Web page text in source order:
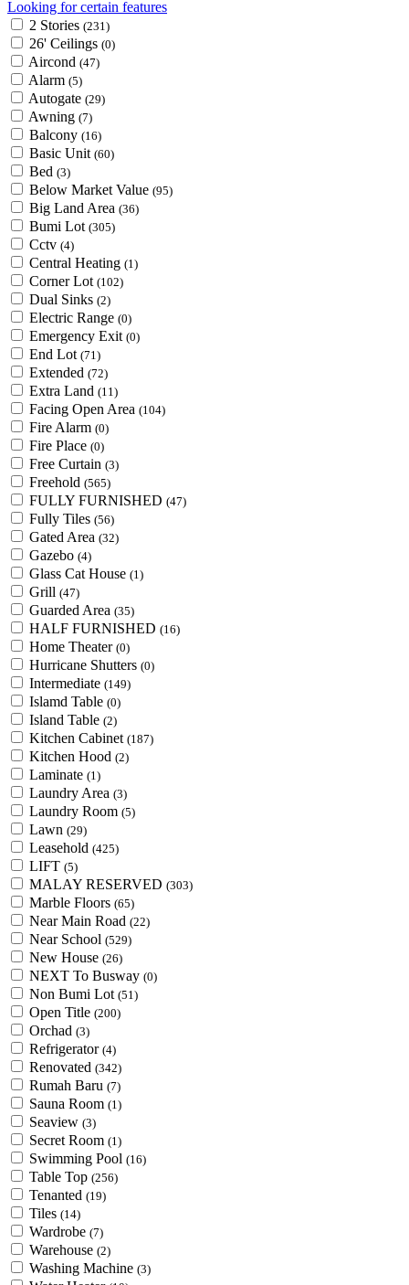
Looking for certain features
2 Stories (231)
26' Ceilings (0)
Aircond (47)
Alarm (5)
Autogate (29)
Awning (7)
Balcony (16)
Basic Unit (60)
Bed (3)
Below Market Value (95)
Big Land Area (36)
Bumi Lot (305)
Cctv (4)
Central Heating (1)
Corner Lot (102)
Dual Sinks (2)
Electric Range (0)
Emergency Exit (0)
End Lot (71)
Extended (72)
Extra Land (11)
Facing Open Area (104)
Fire Alarm (0)
Fire Place (0)
Free Curtain (3)
Freehold (565)
FULLY FURNISHED (47)
Fully Tiles (56)
Gated Area (32)
Gazebo (4)
Glass Cat House (1)
Grill (47)
Guarded Area (35)
HALF FURNISHED (16)
Home Theater (0)
Hurricane Shutters (0)
Intermediate (149)
Islamd Table (0)
Island Table (2)
Kitchen Cabinet (187)
Kitchen Hood (2)
Laminate (1)
Laundry Area (3)
Laundry Room (5)
Lawn (29)
Leasehold (425)
LIFT (5)
MALAY RESERVED (303)
Marble Floors (65)
Near Main Road (22)
Near School (529)
New House (26)
NEXT To Busway (0)
Non Bumi Lot (51)
Open Title (200)
Orchad (3)
Refrigerator (4)
Renovated (342)
Rumah Baru (7)
Sauna Room (1)
Seaview (3)
Secret Room (1)
Swimming Pool (16)
Table Top (256)
Tenanted (19)
Tiles (14)
Wardrobe (7)
Warehouse (2)
Washing Machine (3)